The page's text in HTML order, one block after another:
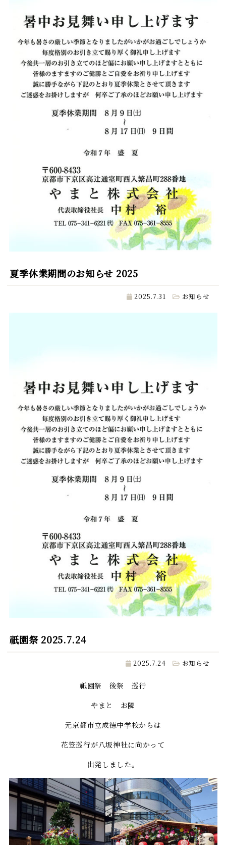
夏季休業期間のお知らせ 2025
2025.7.31 お知らせ
祇園祭 2025.7.24
2025.7.24 お知らせ
祇園祭 後祭 巡行
やまと お隣
元京都市立成徳中学校からは
花笠巡行が八坂神社に向かって
出発しました。